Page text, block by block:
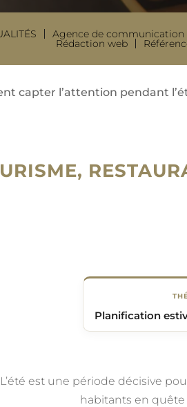
Agence de communication
Rédaction web
capter l’attention pendant
Planification
L’été est une période décisive
habitants en quête